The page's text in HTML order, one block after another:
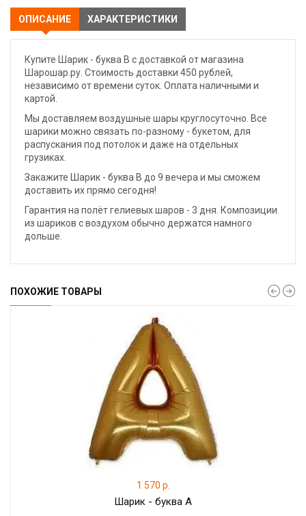
ОПИСАНИЕ ХАРАКТЕРИСТИКИ
Купите Шарик - буква В с доставкой от магазина
Шарошар.ру. Стоимость доставки 450 рублей,
независимо от времени суток. Оплата наличными и
картой.
Мы доставляем воздушные шары круглосуточно. Все
шарики можно связать по-разному - букетом, для
распускания под потолок и даже на отдельных
грузиках.
Закажите Шарик - буква В до 9 вечера и мы сможем
доставить их прямо сегодня!
Гарантия на полёт гелиевых шаров - 3 дня. Композиции
из шариков с воздухом обычно держатся намного
дольше.
ПОХОЖИЕ ТОВАРЫ
1 570 р.
Шарик - буква А